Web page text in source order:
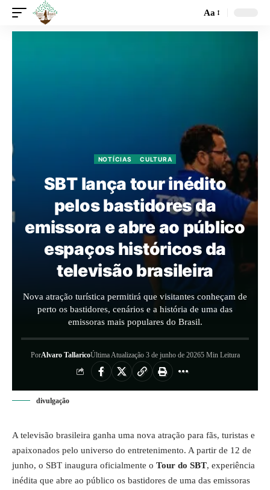
Aa
NOTÍCIAS CULTURA
SBT lança tour inédito
pelos bastidores da
emissora e abre ao público
espaços históricos da
televisão brasileira
Nova atração turística permitirá que visitantes conheçam de
perto os bastidores, cenários e a história de uma das
emissoras mais populares do Brasil.
PorAlvaro TallaricoÚltima Atualização 3 de junho de 20265 Min Leitura
divulgação
A televisão brasileira ganha uma nova atração para fãs, turistas e
apaixonados pelo universo do entretenimento. A partir de 12 de
junho, o SBT inaugura oficialmente o Tour do SBT, experiência
inédita que abre ao público os bastidores de uma das emissoras